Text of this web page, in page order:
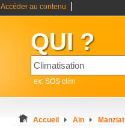
Accéder au contenu
QUI ?
ex: SOS clim
Accueil Ain Manziat